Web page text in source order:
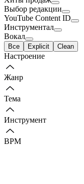
Выбор редакции
YouTube Content ID
Инструментал
Вокал
Все Explicit Clean
Настроение
Жанр
Тема
Инструмент
BPM